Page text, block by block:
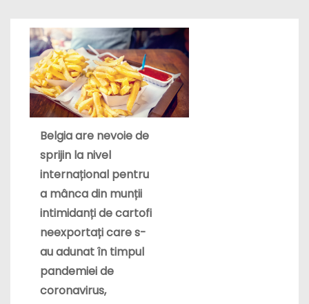
Belgia are nevoie de
sprijin la nivel
internațional pentru
a mânca din munții
intimidanți de cartofi
neexportați care s-
au adunat în timpul
pandemiei de
coronavirus,